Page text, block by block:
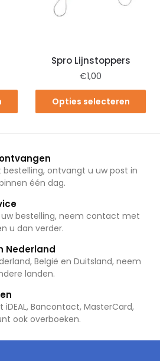
Spro Lijnstoppers
€1,00
Opties selecteren
bestelling, ontvangt u uw post in
één dag.
uw bestelling, neem contact met
u dan verder.
Nederland
België en Duitsland, neem
landen.
Bancontact, MasterCard,
ook overboeken.